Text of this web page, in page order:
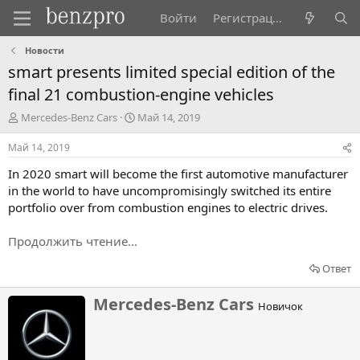
Войти Регистрация
Новости
smart presents limited special edition of the
final 21 combustion-engine vehicles
А
в
т
о
р
т
е
Mercedes-Benz Cars
Д
а
а
н
а
ч
Май 14, 2019
Май 14, 2019
In 2020 smart will become the first automotive manufacturer
in the world to have uncompromisingly switched its entire
portfolio over from combustion engines to electric drives.
Продолжить чтение...
Ответ
Н
аMercedes-Benz Cars Новичок